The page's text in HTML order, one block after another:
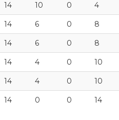
14 10 0 4
14 6 0 8
14 6 0 8
14 4 0 10
14 4 0 10
14 0 0 14